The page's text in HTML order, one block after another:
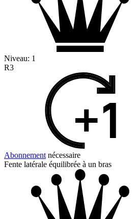
Niveau: 1
R3
Abonnement nécessaire
Fente latérale équilibrée à un bras